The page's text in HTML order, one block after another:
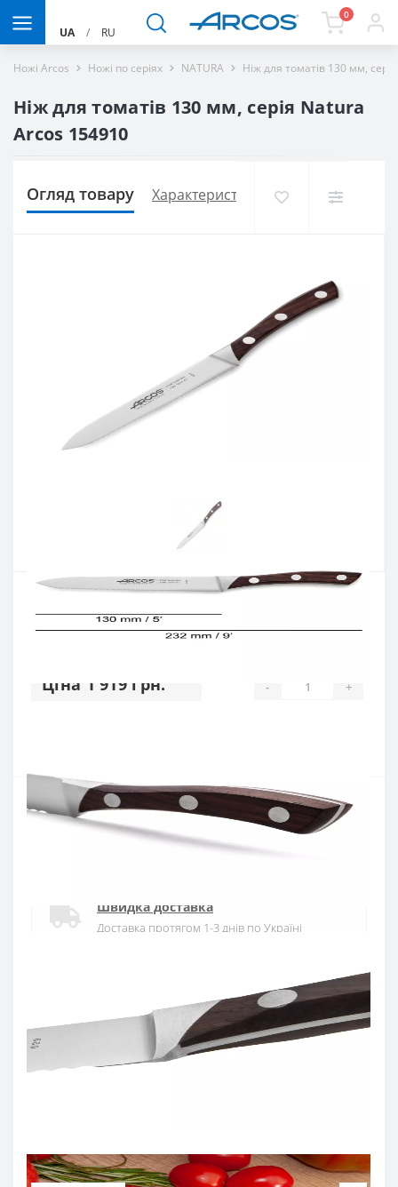
UA / RU
0
Ножі Arcos Ножі по серіях NATURA Ніж для томатів 130 мм,
Ніж для томатів 130 мм, серія Natura
Arcos 154910
Огляд товару Характеристики Доставка і
ARCOS
Артикул:154910
немає в наявностi
Цiна 1 919 грн. - +
Основні характеристики Всі характеристики
Офіційний дистриб'ютор
Офіційний дистриб'ютор ARCOS в Україні
Швидка доставка
Доставка протягом 1-3 днів по Україні
10 років гарантія на ножі
Купуй в кредит